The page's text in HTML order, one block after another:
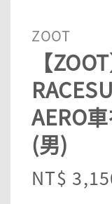
ZOOT
【
AERO
(男)
Sale
NT$